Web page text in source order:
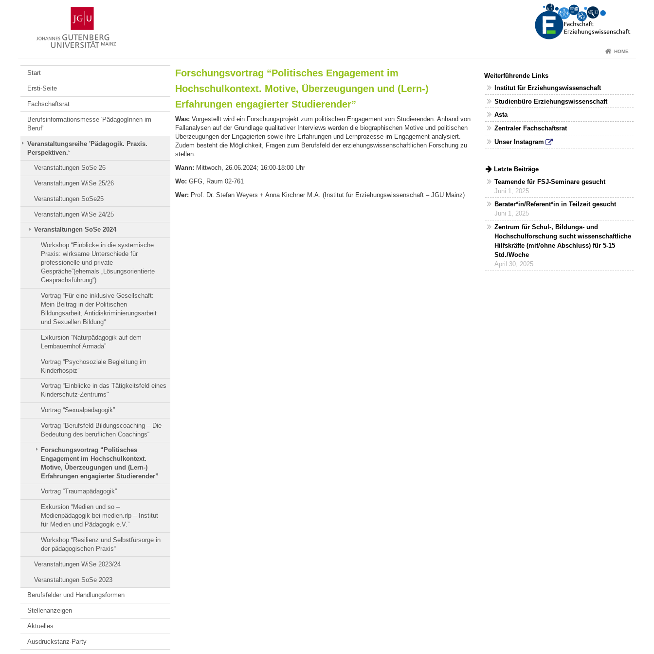
Gutenberg-
Universität
Mainz
HOME
Start
Ersti-Seite
Fachschaftsrat
Berufsinformationsmesse 'PädagogInnen im
Beruf'
Veranstaltungsreihe 'Pädagogik. Praxis.
Perspektiven.‘
Veranstaltungen SoSe 26
Veranstaltungen WiSe 25/26
Veranstaltungen SoSe25
Veranstaltungen WiSe 24/25
Veranstaltungen SoSe 2024
Workshop “Einblicke in die systemische
Praxis: wirksame Unterschiede für
professionelle und private
Gespräche”(ehemals „Lösungsorientierte
Gesprächsführung“)
Vortrag “Für eine inklusive Gesellschaft:
Mein Beitrag in der Politischen
Bildungsarbeit, Antidiskriminierungsarbeit
und Sexuellen Bildung“
Exkursion “Naturpädagogik auf dem
Lernbauernhof Armada”
Vortrag “Psychosoziale Begleitung im
Kinderhospiz”
Vortrag “Einblicke in das Tätigkeitsfeld eines
Kinderschutz-Zentrums"
Vortrag “Sexualpädagogik”
Vortrag “Berufsfeld Bildungscoaching – Die
Bedeutung des beruflichen Coachings“
Forschungsvortrag “Politisches
Engagement im Hochschulkontext.
Motive, Überzeugungen und (Lern-)
Erfahrungen engagierter Studierender”
Vortrag “Traumapädagogik”
Exkursion “Medien und so –
Medienpädagogik bei medien.rlp – Institut
für Medien und Pädagogik e.V.”
Workshop “Resilienz und Selbstfürsorge in
der pädagogischen Praxis“
Veranstaltungen WiSe 2023/24
Veranstaltungen SoSe 2023
Berufsfelder und Handlungsformen
Stellenanzeigen
Aktuelles
Ausdruckstanz-Party
Forschungsvortrag “Politisches Engagement im
Hochschulkontext. Motive, Überzeugungen und (Lern-)
Erfahrungen engagierter Studierender”
Was: Vorgestellt wird ein Forschungsprojekt zum politischen Engagement von Studierenden. Anhand von
Fallanalysen auf der Grundlage qualitativer Interviews werden die biographischen Motive und politischen
Überzeugungen der Engagierten sowie ihre Erfahrungen und Lernprozesse im Engagement analysiert.
Zudem besteht die Möglichkeit, Fragen zum Berufsfeld der erziehungswissenschaftlichen Forschung zu
stellen.
Wann: Mittwoch, 26.06.2024; 16:00-18:00 Uhr
Wo: GFG, Raum 02-761
Wer: Prof. Dr. Stefan Weyers + Anna Kirchner M.A. (Institut für Erziehungswissenschaft – JGU Mainz)
Weiterführende Links
Institut für Erziehungswissenschaft
Studienbüro Erziehungswissenschaft
Asta
Zentraler Fachschaftsrat
Unser Instagram
Letzte Beiträge
Teamende für FSJ-Seminare gesucht
Juni 1, 2025
Berater*in/Referent*in in Teilzeit gesucht
Juni 1, 2025
Zentrum für Schul-, Bildungs- und
Hochschulforschung sucht wissenschaftliche
Hilfskräfte (mit/ohne Abschluss) für 5-15
Std./Woche
April 30, 2025